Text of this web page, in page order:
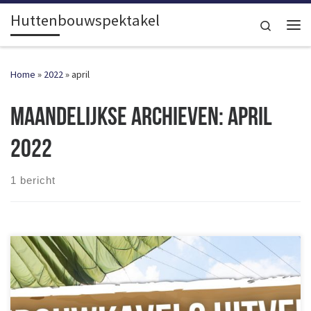
Ga naar inhoud
Huttenbouwspektakel
Search
Home » 2022»april
Maandelijkse archieven:april
2022
1 bericht
Wat een gekte: álle bouwkavels van Huttenbouwspektakel 2022
hebben een bouwteam gevonden! Dat betekent helaas ook dat